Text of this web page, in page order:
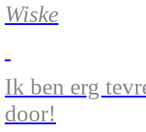
Wiske
Ik ben erg
door!